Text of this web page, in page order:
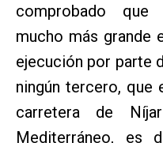
comprobado
mucho más grande
ejecución por parte
ningún tercero, que
carretera de
Mediterráneo, es